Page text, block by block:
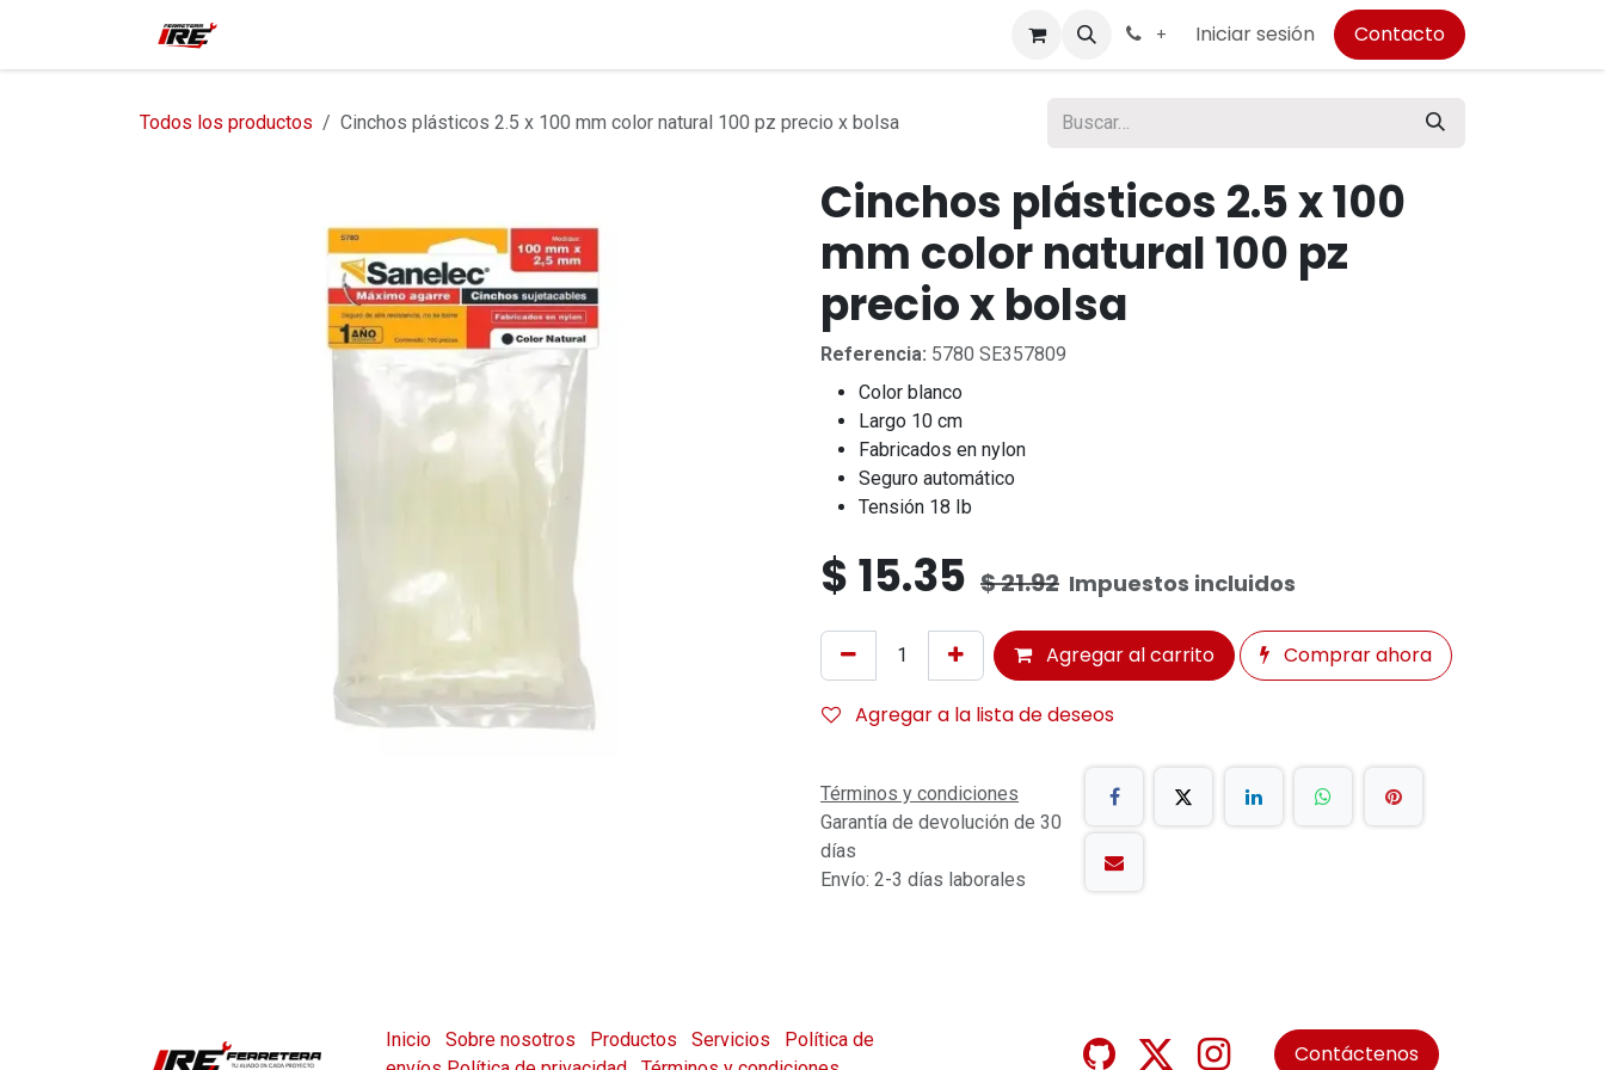
+ Iniciar sesión Contacto
Todos los productos Cinchos plásticos 2.5 x 100 mm color natural 100 pz precio x bolsa
Cinchos plásticos 2.5 x 100
mm color natural 100 pz
precio x bolsa
Referencia: 5780 SE357809
Color blanco
Largo 10 cm
Fabricados en nylon
Seguro automático
Tensión 18 Ib
$15.35 $21.92 Impuestos incluidos
Agregar al carrito Comprar ahora
Agregar a la lista de deseos
Términos y condiciones
Garantía de devolución de 30
días
Envío: 2-3 días laborales
Inicio Sobre nosotros Productos Servicios
Política de
Contáctenos